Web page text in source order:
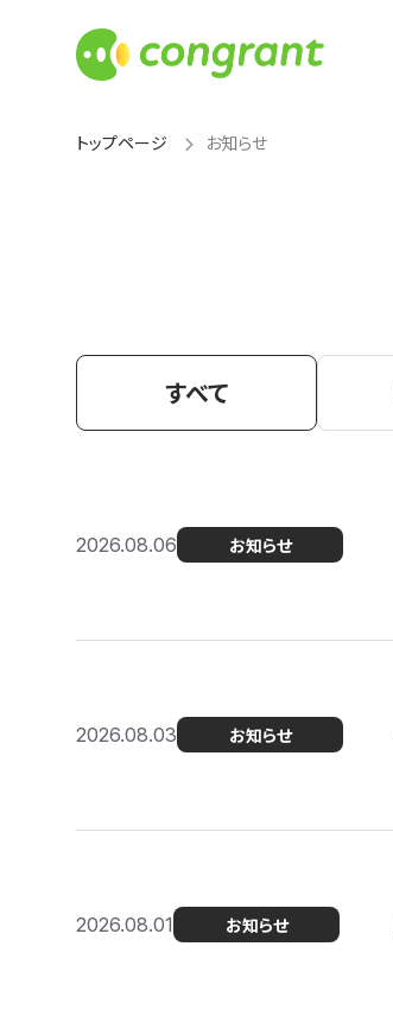
トップページ お知らせ
すべて
2026.08.06 お知らせ
2026.08.03 お知らせ
2026.08.01 お知らせ